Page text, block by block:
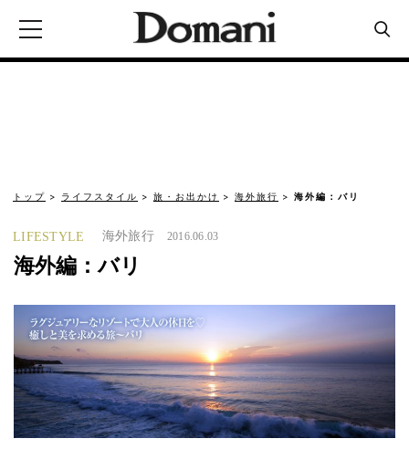
トップ ライフスタイル 旅・お出かけ 海外旅行 海外編：バリ
LIFESTYLE 海外旅行 2016.06.03
海外編：バリ